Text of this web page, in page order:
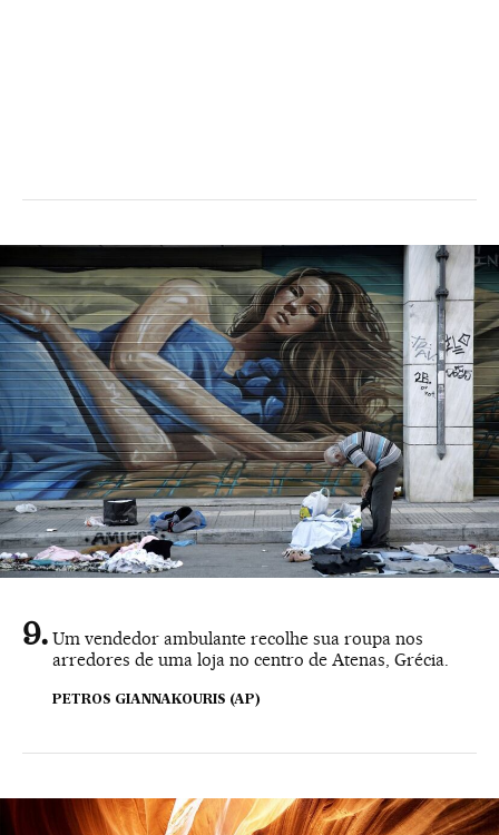
Um vendedor ambulante recolhe sua roupa nos
arredores de uma loja no centro de Atenas, Grécia.
PETROS GIANNAKOURIS (AP)